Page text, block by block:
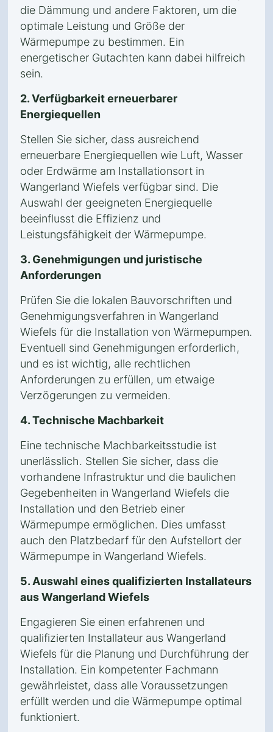
die Dämmung und andere Faktoren, um die
optimale Leistung und Größe der
Wärmepumpe zu bestimmen. Ein
energetischer Gutachten kann dabei hilfreich
sein.
2. Verfügbarkeit erneuerbarer
Energiequellen
Stellen Sie sicher, dass ausreichend
erneuerbare Energiequellen wie Luft, Wasser
oder Erdwärme am Installationsort in
Wangerland Wiefels verfügbar sind. Die
Auswahl der geeigneten Energiequelle
beeinflusst die Effizienz und
Leistungsfähigkeit der Wärmepumpe.
3. Genehmigungen und juristische
Anforderungen
Prüfen Sie die lokalen Bauvorschriften und
Genehmigungsverfahren in Wangerland
Wiefels für die Installation von Wärmepumpen.
Eventuell sind Genehmigungen erforderlich,
und es ist wichtig, alle rechtlichen
Anforderungen zu erfüllen, um etwaige
Verzögerungen zu vermeiden.
4. Technische Machbarkeit
Eine technische Machbarkeitsstudie ist
unerlässlich. Stellen Sie sicher, dass die
vorhandene Infrastruktur und die baulichen
Gegebenheiten in Wangerland Wiefels die
Installation und den Betrieb einer
Wärmepumpe ermöglichen. Dies umfasst
auch den Platzbedarf für den Aufstellort der
Wärmepumpe in Wangerland Wiefels.
5. Auswahl eines qualifizierten Installateurs
aus Wangerland Wiefels
Engagieren Sie einen erfahrenen und
qualifizierten Installateur aus Wangerland
Wiefels für die Planung und Durchführung der
Installation. Ein kompetenter Fachmann
gewährleistet, dass alle Voraussetzungen
erfüllt werden und die Wärmepumpe optimal
funktioniert.